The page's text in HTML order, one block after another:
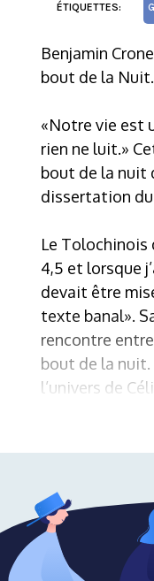
ÉTIQUETTES:
Benjamin
bout de la
«Notre vie est
rien ne luit.»
bout de la nuit
dissertation
Le Tolochinois
4,5 et lorsque
devait être
texte banal».
rencontre
bout de la nuit.
l’univers de